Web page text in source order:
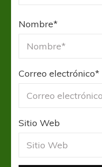
Nombre*
Correo electrónico*
Sitio Web